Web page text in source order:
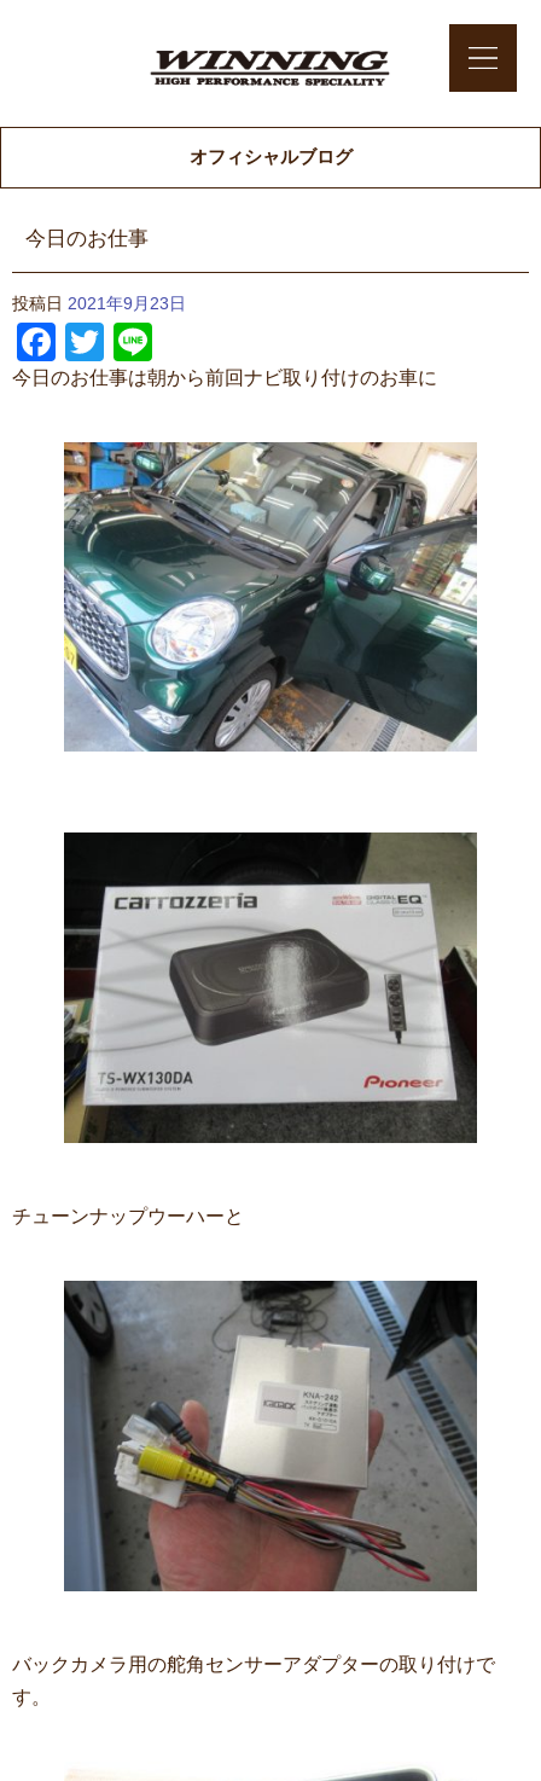
オフィシャルブログ
今日のお仕事
投稿日 2021年9月23日
Facebook
Twitter
今日のお仕事は朝から前回ナビ取り付けのお車に
チューンナップウーハーと
バックカメラ用の舵角センサーアダプターの取り付けで
す。